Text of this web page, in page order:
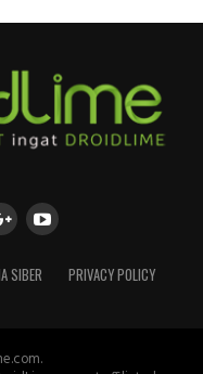
SIBER PRIVACY POLICY